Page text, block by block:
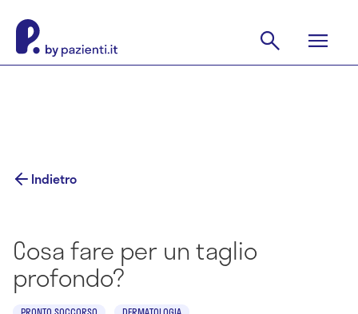
Indietro
Cosa fare per un taglio
profondo?